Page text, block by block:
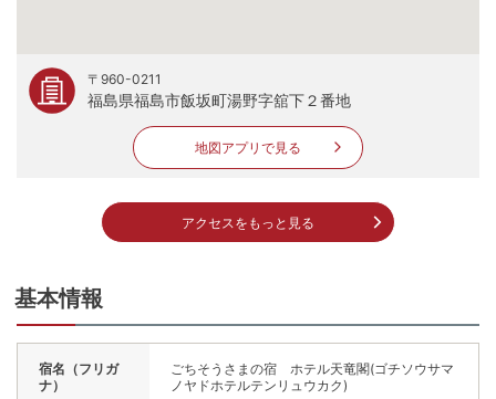
〒960-0211
福島県福島市飯坂町湯野字舘下２番地
地図アプリで見る
アクセスをもっと見る
基本情報
宿名（フリガ
ナ）
ごちそうさまの宿 ホテル天竜閣(ゴチソウサマ
ノヤドホテルテンリュウカク)